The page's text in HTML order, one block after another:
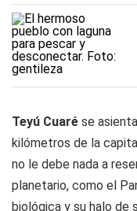
Teyú Cuaré se
kilómetros de la
no le debe nada a
planetario, como el
biológica y su halo de